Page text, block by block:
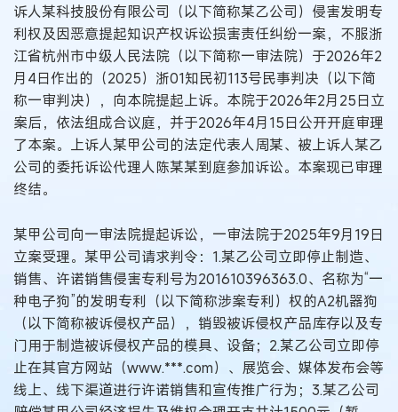
诉人某科技股份有限公司（以下简称某乙公司）侵害发明专
利权及因恶意提起知识产权诉讼损害责任纠纷一案，不服浙
江省杭州市中级人民法院（以下简称一审法院）于2026年2
月4日作出的（2025）浙01知民初113号民事判决（以下简
称一审判决），向本院提起上诉。本院于2026年2月25日立
案后，依法组成合议庭，并于2026年4月15日公开开庭审理
了本案。上诉人某甲公司的法定代表人周某、被上诉人某乙
公司的委托诉讼代理人陈某某到庭参加诉讼。本案现已审理
终结。
某甲公司向一审法院提起诉讼，一审法院于2025年9月19日
立案受理。某甲公司请求判令：1.某乙公司立即停止制造、
销售、许诺销售侵害专利号为201610396363.0、名称为“一
种电子狗”的发明专利（以下简称涉案专利）权的A2机器狗
（以下简称被诉侵权产品），销毁被诉侵权产品库存以及专
门用于制造被诉侵权产品的模具、设备；2.某乙公司立即停
止在其官方网站（www.***.com）、展览会、媒体发布会等
线上、线下渠道进行许诺销售和宣传推广行为；3.某乙公司